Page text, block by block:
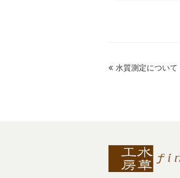
previous
水質測定について